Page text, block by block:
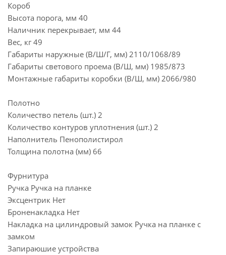
Короб
Высота порога, мм 40
Наличник перекрывает, мм 44
Вес, кг 49
Габариты наружные (В/Ш/Г, мм) 2110/1068/89
Габариты светового проема (В/Ш, мм) 1985/873
Монтажные габариты коробки (В/Ш, мм) 2066/980
Полотно
Количество петель (шт.) 2
Количество контуров уплотнения (шт.) 2
Наполнитель Пенополистирол
Толщина полотна (мм) 66
Фурнитура
Ручка Ручка на планке
Эксцентрик Нет
Броненакладка Нет
Накладка на цилиндровый замок Ручка на планке с
замком
Запираюшие устройства